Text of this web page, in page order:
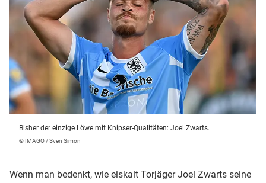
Bisher der einzige Löwe mit Knipser-Qualitäten: Joel Zwarts.
© IMAGO / Sven Simon
Wenn man bedenkt, wie eiskalt Torjäger Joel Zwarts seine